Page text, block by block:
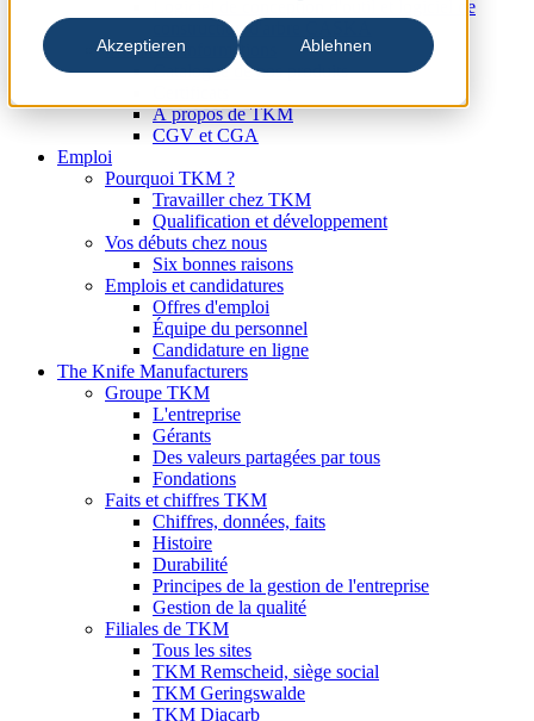
Akzeptieren Ablehnen
Logiciel de conception d'outil et logiciel de
construction d'arbre CASKA
Médias et informations
Catalogue de nos produits
Á propos de TKM
CGV et CGA
Emploi
Pourquoi TKM ?
Travailler chez TKM
Qualification et développement
Vos débuts chez nous
Six bonnes raisons
Emplois et candidatures
Offres d'emploi
Équipe du personnel
Candidature en ligne
The Knife Manufacturers
Groupe TKM
L'entreprise
Gérants
Des valeurs partagées par tous
Fondations
Faits et chiffres TKM
Chiffres, données, faits
Histoire
Durabilité
Principes de la gestion de l'entreprise
Gestion de la qualité
Filiales de TKM
Tous les sites
TKM Remscheid, siège social
TKM Geringswalde
TKM Diacarb